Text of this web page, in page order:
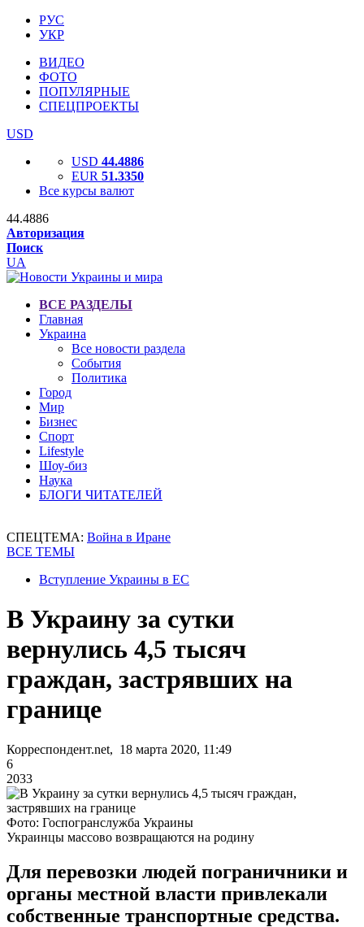
РУС
УКР
ВИДЕО
ФОТО
ПОПУЛЯРНЫЕ
СПЕЦПРОЕКТЫ
USD
USD 44.4886
EUR 51.3350
Все курсы валют
44.4886
Авторизация
Поиск
UA
ВСЕ РАЗДЕЛЫ
Главная
Украина
Все новости раздела
События
Политика
Город
Мир
Бизнес
Спорт
Lifestyle
Шоу-биз
Наука
БЛОГИ ЧИТАТЕЛЕЙ
СПЕЦТЕМА: Война в Иране
ВСЕ ТЕМЫ
Вступление Украины в ЕС
В Украину за сутки
вернулись 4,5 тысяч
граждан, застрявших на
границе
Корреспондент.net, 18 марта 2020, 11:49
6
2033
Фото: Госпогранслужба Украины
Украинцы массово возвращаются на родину
Для перевозки людей пограничники и
органы местной власти привлекали
собственные транспортные средства.